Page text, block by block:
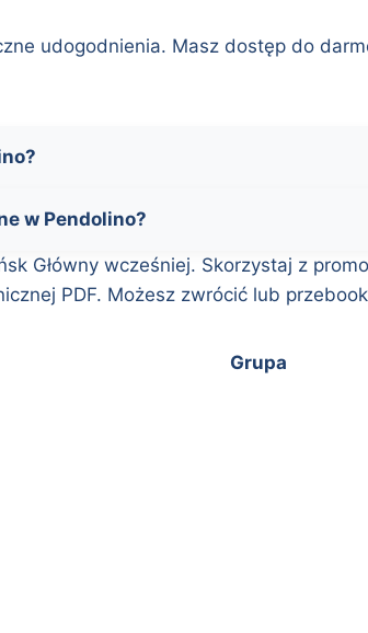
udogodnienia. Masz dostęp do
w Pendolino?
Główny wcześniej. Skorzystaj z
PDF. Możesz zwrócić lub
Grupa